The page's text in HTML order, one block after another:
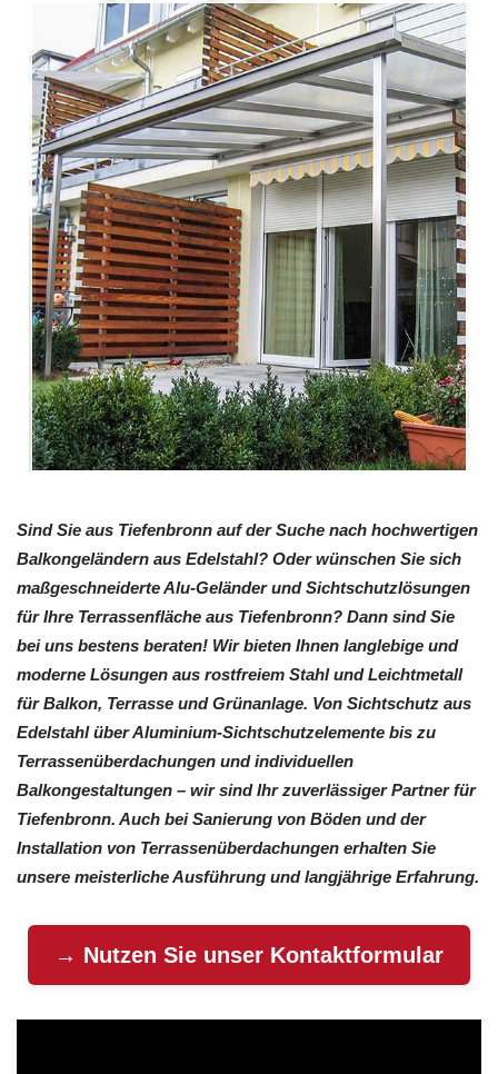
Sind Sie aus Tiefenbronn auf der Suche nach hochwertigen
Balkongeländern aus Edelstahl? Oder wünschen Sie sich
maßgeschneiderte Alu-Geländer und Sichtschutzlösungen
für Ihre Terrassenfläche aus Tiefenbronn? Dann sind Sie
bei uns bestens beraten! Wir bieten Ihnen langlebige und
moderne Lösungen aus rostfreiem Stahl und Leichtmetall
für Balkon, Terrasse und Grünanlage. Von Sichtschutz aus
Edelstahl über Aluminium-Sichtschutzelemente bis zu
Terrassenüberdachungen und individuellen
Balkongestaltungen – wir sind Ihr zuverlässiger Partner für
Tiefenbronn. Auch bei Sanierung von Böden und der
Installation von Terrassenüberdachungen erhalten Sie
unsere meisterliche Ausführung und langjährige Erfahrung.
→ Nutzen Sie unser Kontaktformular